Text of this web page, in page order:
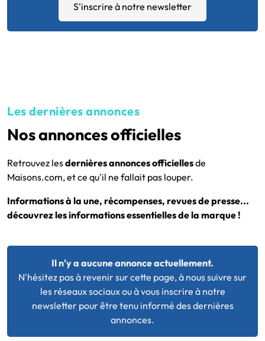
S'inscrire à notre newsletter
Les dernières annonces
Nos annonces officielles
Retrouvez lesdernières annonces officiellesde
Maisons.com, et ce qu'il ne fallait pas louper.
Informations à la une, récompenses, revues de presse...
découvrez les informations essentielles de la marque !
Il n'y a aucune annonce actuellement.
N'hésitez pas à revenir sur cette page, à nous suivre sur
les réseaux sociaux ou à vous inscrire à notre
newsletter pour être tenu informé des dernières
annonces.